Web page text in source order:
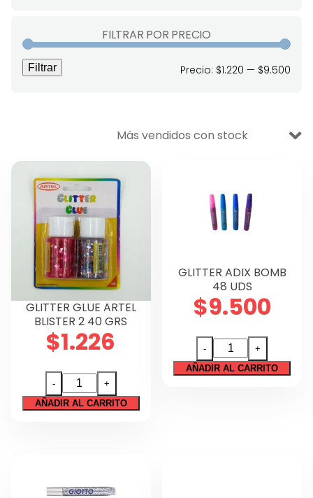
VENTA BODEGA
DESECHABLES
Oficina
Manualidades
Didáctico
Lettering y Diseño
Papelería
Técnico
Tecnología
Regalos
Sin categorizar
FILTRAR POR PRECIO
Filtrar Precio: $1.220 — $9.500
GLITTER GLUE ARTEL
BLISTER 2 40 GRS
$1.226
-
GLITTER
GLUE
GRS
+
AÑADIR AL CARRITO
GLITTER ADIX BOMB
48 UDS
$9.500
-
GLITTER
ADIX
+
AÑADIR AL CARRITO